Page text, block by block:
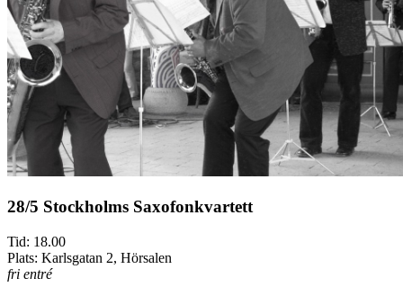
28/5 Stockholms Saxofonkvartett
Tid: 18.00
Plats: Karlsgatan 2, Hörsalen
fri entré